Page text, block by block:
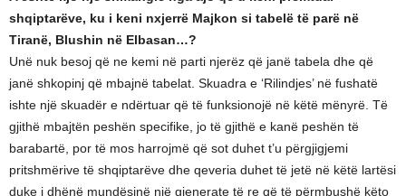
shqiptarëve, ku i keni nxjerrë Majkon si tabelë të parë në
Tiranë, Blushin në Elbasan…?
Unë nuk besoj që ne kemi në parti njerëz që janë tabela dhe që
janë shkopinj që mbajnë tabelat. Skuadra e ‘Rilindjes’ në fushatë
ishte një skuadër e ndërtuar që të funksionojë në këtë mënyrë. Të
gjithë mbajtën peshën specifike, jo të gjithë e kanë peshën të
barabartë, por të mos harrojmë që sot duhet t’u përgjigjemi
pritshmërive të shqiptarëve dhe qeveria duhet të jetë në këtë lartësi
duke i dhënë mundësinë një gjenerate të re që të përmbushë këto